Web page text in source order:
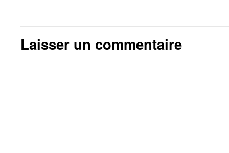
Laisser un commentaire